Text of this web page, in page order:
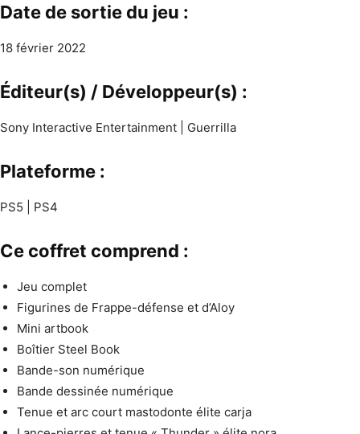
Date de sortie du jeu :
18 février 2022
Éditeur(s) / Développeur(s) :
Sony Interactive Entertainment | Guerrilla
Plateforme :
PS5 | PS4
Ce coffret comprend :
Jeu complet
Figurines de Frappe-défense et d’Aloy
Mini artbook
Boîtier Steel Book
Bande-son numérique
Bande dessinée numérique
Tenue et arc court mastodonte élite carja